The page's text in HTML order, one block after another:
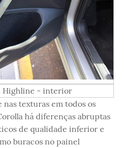
Highline - interior
texturas em todos os
há diferenças abruptas
de qualidade inferior e
buracos no painel